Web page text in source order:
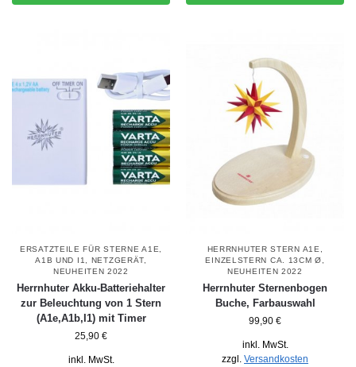
ERSATZTEILE FÜR STERNE A1E,
A1B UND I1
NETZGERÄT
NEUHEITEN 2022
Herrnhuter Akku-Batteriehalter
zur Beleuchtung von 1 Stern
(A1e,A1b,I1) mit Timer
25,90 €
inkl. MwSt.
HERRNHUTER STERN A1E,
EINZELSTERN CA. 13CM Ø
NEUHEITEN 2022
Herrnhuter Sternenbogen
Buche, Farbauswahl
99,90 €
inkl. MwSt.
zzgl. Versandkosten